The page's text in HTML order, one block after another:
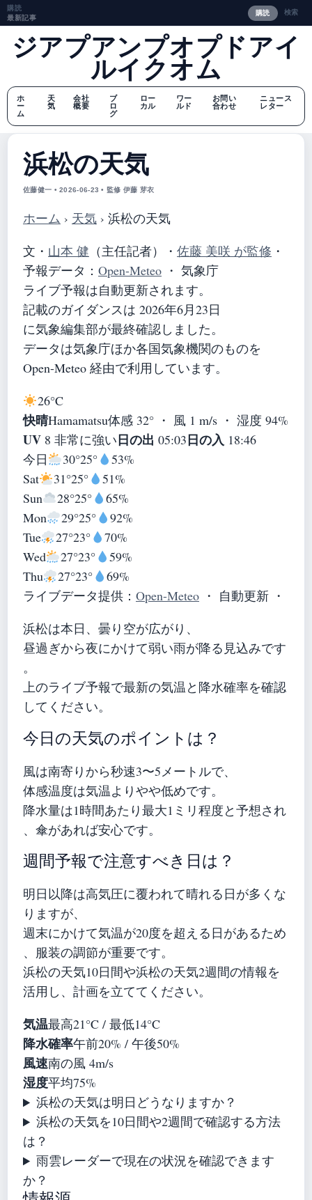
購読
最新記事
購読 検索
ジアプアンプオプドアイ
ルイクオム
ホ
ー
ム
天
気
会社
概要
ブ
ロ
グ
ロー
カル
ワー
ルド
お問い
合わせ
ニュース
レター
浜松の天気
佐藤健一 • 2026-06-23 • 監修 伊藤 芽衣
ホーム › 天気 › 浜松の天気
文・ 山本 健 （主任記者） ・ 佐藤 美咲 が監修 ・
予報データ： Open-Meteo ・ 気象庁
ライブ予報は自動更新されます。
記載のガイダンスは 2026年6月23日
に気象編集部が最終確認しました。
データは気象庁ほか各国気象機関のものを
Open-Meteo 経由で利用しています。
26°C
快晴Hamamatsu体感 32° ・ 風 1 m/s ・ 湿度 94%
UV 8 非常に強い日の出 05:03日の入 18:46
今日
30°25°
53%
Sat
31°25°
51%
Sun
28°25°
65%
Mon
29°25°
92%
Tue
27°23°
70%
Wed
27°23°
59%
Thu
27°23°
69%
ライブデータ提供： Open-Meteo ・ 自動更新 ・
浜松は本日、曇り空が広がり、
昼過ぎから夜にかけて弱い雨が降る見込みです
。
上のライブ予報で最新の気温と降水確率を確認
してください。
今日の天気のポイントは？
風は南寄りから秒速3〜5メートルで、
体感温度は気温よりやや低めです。
降水量は1時間あたり最大1ミリ程度と予想され
、傘があれば安心です。
週間予報で注意すべき日は？
明日以降は高気圧に覆われて晴れる日が多くな
りますが、
週末にかけて気温が20度を超える日があるため
、服装の調節が重要です。
浜松の天気10日間や浜松の天気2週間の情報を
活用し、計画を立ててください。
気温最高21°C / 最低14°C
降水確率午前20% / 午後50%
風速南の風 4m/s
湿度平均75%
浜松の天気は明日どうなりますか？
浜松の天気を10日間や2週間で確認する方法
は？
雨雲レーダーで現在の状況を確認できます
か？